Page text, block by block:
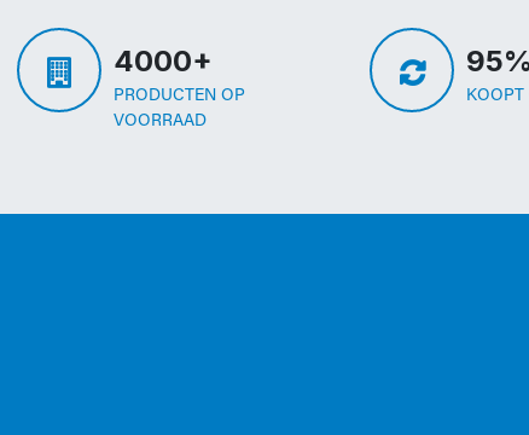
4000+
PRODUCTEN OP
VOORRAAD
95%
KOOPT